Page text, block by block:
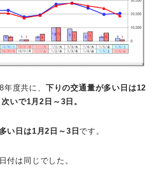
度共に、 下りの交通量が多い日は12
いで1月2日～3日。
い日は1月2日～3日 です。
付は同じでした。